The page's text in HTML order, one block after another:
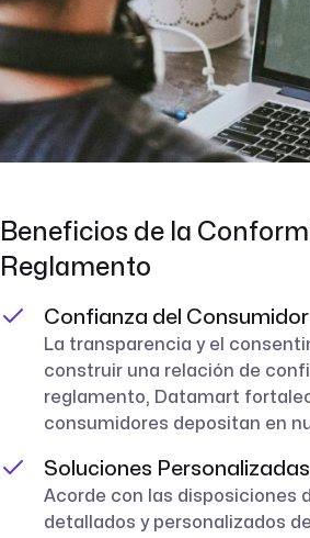
Beneficios de la
Reglamento
Confianza del Consumidor
La transparencia y el
construir una relación de
reglamento, Datamart
consumidores depositan en
Soluciones Personalizadas
Acorde con las disposiciones
detallados y personalizados